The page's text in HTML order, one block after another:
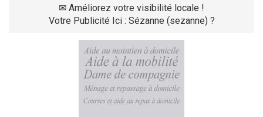
✉ Améliorez votre visibilité locale !
Votre Publicité Ici : Sézanne (sezanne) ?